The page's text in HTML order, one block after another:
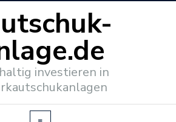
investieren in